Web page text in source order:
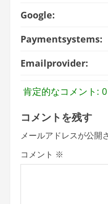
Google:
Paymentsystems:
Emailprovider:
肯定的なコメント: 0
コメントを残す
メールアドレスが公開
コメント ※